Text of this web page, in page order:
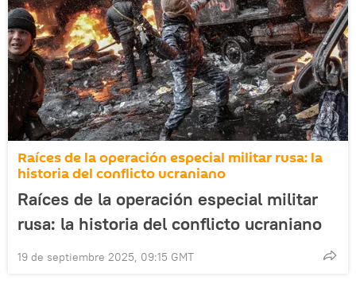
Raíces de la operación especial militar rusa: la
historia del conflicto ucraniano
Raíces de la operación especial militar
rusa: la historia del conflicto ucraniano
19 de septiembre 2025, 09:15 GMT